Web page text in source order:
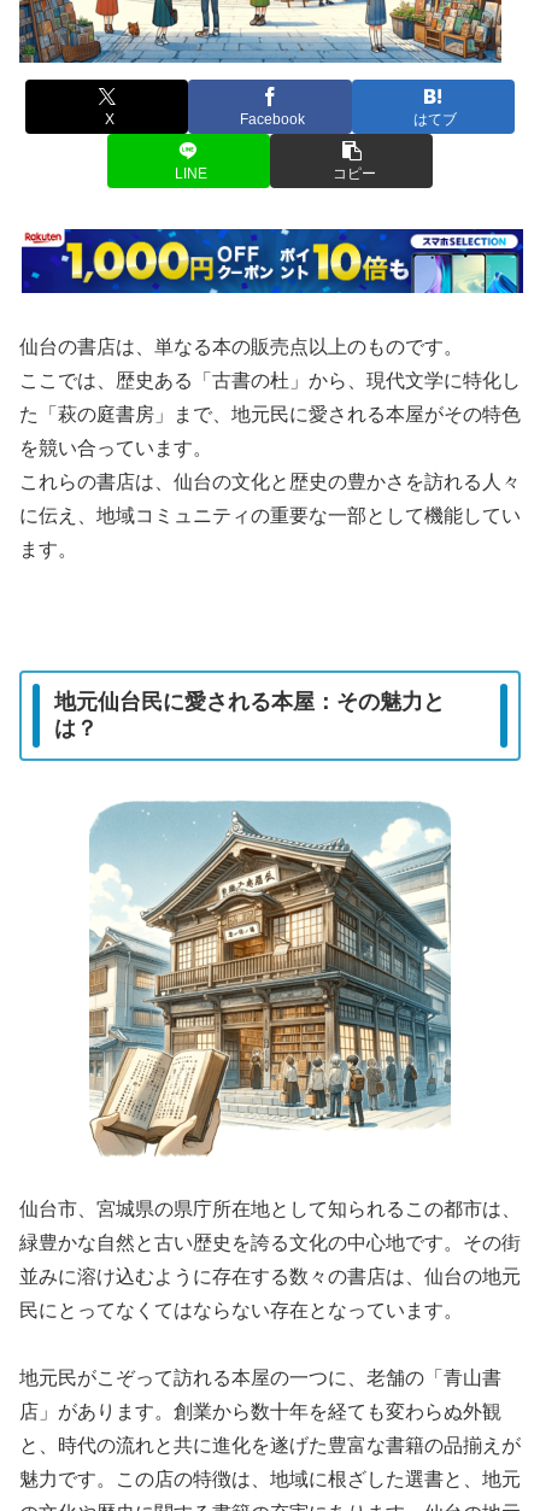
X Facebook はてブ
LINE コピー
仙台の書店は、単なる本の販売点以上のものです。
ここでは、歴史ある「古書の杜」から、現代文学に特化し
た「萩の庭書房」まで、地元民に愛される本屋がその特色
を競い合っています。
これらの書店は、仙台の文化と歴史の豊かさを訪れる人々
に伝え、地域コミュニティの重要な一部として機能してい
ます。
地元仙台民に愛される本屋：その魅力と
は？
仙台市、宮城県の県庁所在地として知られるこの都市は、
緑豊かな自然と古い歴史を誇る文化の中心地です。その街
並みに溶け込むように存在する数々の書店は、仙台の地元
民にとってなくてはならない存在となっています。
地元民がこぞって訪れる本屋の一つに、老舗の「青山書
店」があります。創業から数十年を経ても変わらぬ外観
と、時代の流れと共に進化を遂げた豊富な書籍の品揃えが
魅力です。この店の特徴は、地域に根ざした選書と、地元